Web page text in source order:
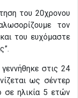
του 20χρονου
τον
του ευχόμαστε
στις 24
ως σέντερ
σε ηλικία 5 ετών